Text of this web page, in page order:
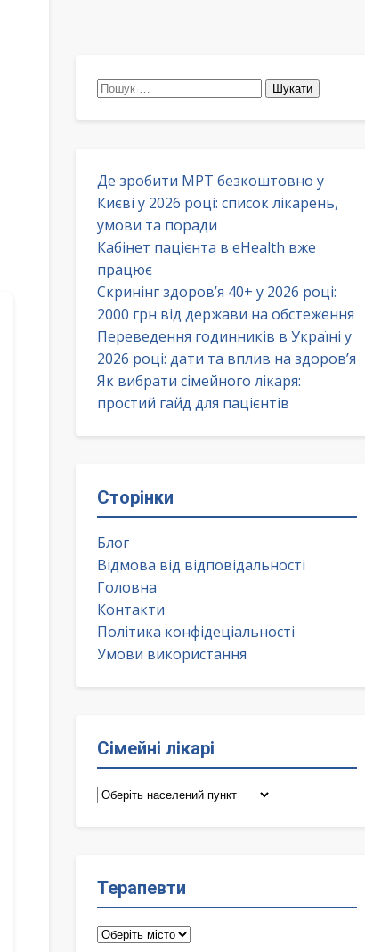
Пошук:
Де зробити МРТ безкоштовно у
Києві у 2026 році: список лікарень,
умови та поради
Кабінет пацієнта в eHealth вже
працює
Скринінг здоров’я 40+ у 2026 році:
2000 грн від держави на обстеження
Переведення годинників в Україні у
2026 році: дати та вплив на здоров’я
Як вибрати сімейного лікаря:
простий гайд для пацієнтів
Сторінки
Блог
Відмова від відповідальності
Головна
Контакти
Політика конфідеціальності
Умови використання
Сімейні лікарі
Сімейні
Терапевти
Терапевти